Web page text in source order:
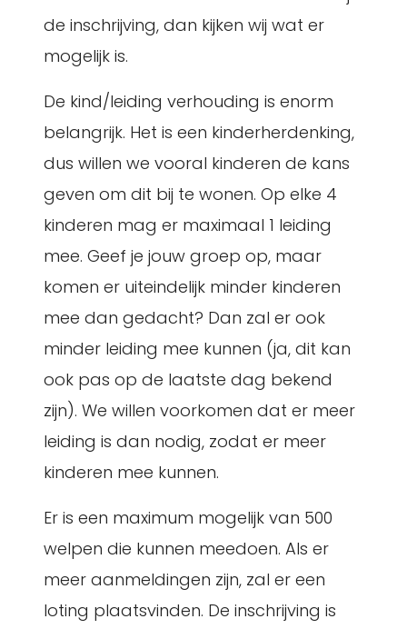
de inschrijving, dan kijken wij wat er
mogelijk is.
De kind/leiding verhouding is enorm
belangrijk. Het is een kinderherdenking,
dus willen we vooral kinderen de kans
geven om dit bij te wonen. Op elke 4
kinderen mag er maximaal 1 leiding
mee. Geef je jouw groep op, maar
komen er uiteindelijk minder kinderen
mee dan gedacht? Dan zal er ook
minder leiding mee kunnen (ja, dit kan
ook pas op de laatste dag bekend
zijn). We willen voorkomen dat er meer
leiding is dan nodig, zodat er meer
kinderen mee kunnen.
Er is een maximum mogelijk van 500
welpen die kunnen meedoen. Als er
meer aanmeldingen zijn, zal er een
loting plaatsvinden. De inschrijving is